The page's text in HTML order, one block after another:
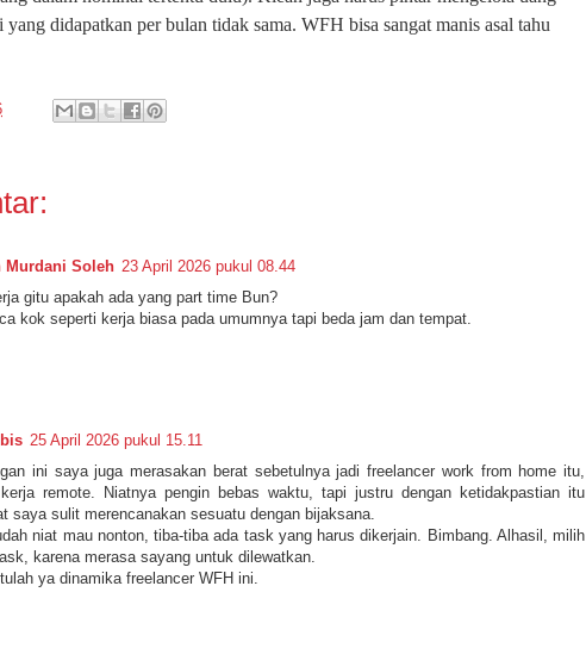
yang didapatkan per bulan tidak sama. WFH bisa sangat manis asal tahu
Murdani Soleh 23 April 2026 pukul 08.44
gitu apakah ada yang part time Bun?
kok seperti kerja biasa pada umumnya tapi beda jam dan tempat.
25 April 2026 pukul 15.11
ini saya juga merasakan berat sebetulnya jadi freelancer work from home itu,
remote. Niatnya pengin bebas waktu, tapi justru dengan ketidakpastian itu
saya sulit merencanakan sesuatu dengan bijaksana.
niat mau nonton, tiba-tiba ada task yang harus dikerjain. Bimbang. Alhasil, milih
karena merasa sayang untuk dilewatkan.
ya dinamika freelancer WFH ini.